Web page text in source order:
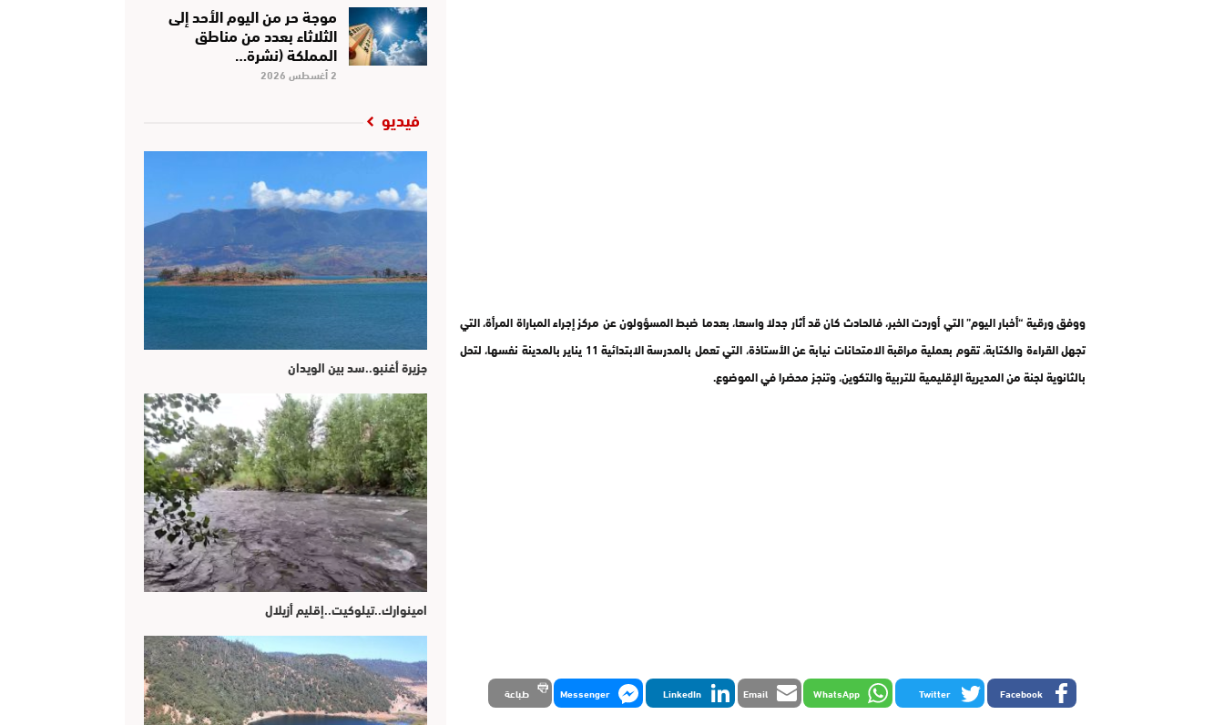
ووفق ورقية “أخبار اليوم” التي أوردت الخبر، فالحادث كان قد أثار جدلا واسعا، بعدما ضبط المسؤولون عن مركز إجراء المباراة المرأة، التي
تجهل القراءة والكتابة، تقوم بعملية مراقبة الامتحانات نيابة عن الأستاذة، التي تعمل بالمدرسة الابتدائية 11 يناير بالمدينة نفسها، لتحل
بالثانوية لجنة من المديرية الإقليمية للتربية والتكوين، وتنجز محضرا في الموضوع.
Facebook
Twitter
WhatsApp
Email
LinkedIn
Messenger طباعة
موجة حر من اليوم الأحد إلى
الثلاثاء بعدد من مناطق
المملكة (نشرة…
2 أغسطس 2026
فيديو
جزيرة أغنبو..سد بين الويدان
امينوارك..تيلوكيت..إقليم أزيلال